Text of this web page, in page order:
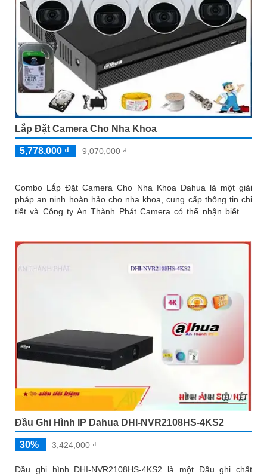
Lắp Đặt Camera Cho Nha Khoa
5,778,000 ₫ 9,070,000 ₫
Combo Lắp Đặt Camera Cho Nha Khoa Dahua là một giải
pháp an ninh hoàn hảo cho nha khoa, cung cấp thông tin chi
tiết và Công ty An Thành Phát Camera có thể nhận biết để
Đầu Ghi Hình IP Dahua DHI-NVR2108HS-4KS2
30% 3,424,000 ₫
Đầu ghi hình DHI-NVR2108HS-4KS2 là một Đầu ghi chất